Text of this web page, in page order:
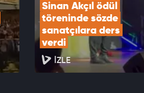
Sinan Akçıl ödül
töreninde sözde
sanatçılara ders
verdi
İZLE